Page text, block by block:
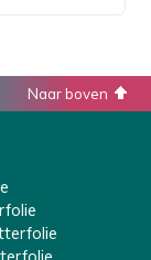
Naar boven